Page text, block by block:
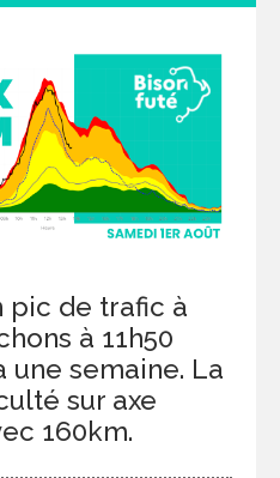
pic de trafic à
à 11h50
une semaine. La
sur axe
160km.